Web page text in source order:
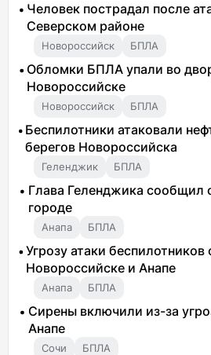
Человек пострадал после
Северском районе
Новороссийск БПЛА
Обломки БПЛА упали во
Новороссийске
Новороссийск БПЛА
Беспилотники атаковали
берегов Новороссийска
Геленджик БПЛА
Глава Геленджика сообщил
городе
Анапа БПЛА
Угрозу атаки
Новороссийске и Анапе
Анапа БПЛА
Сирены включили из-за
Анапе
Сочи БПЛА